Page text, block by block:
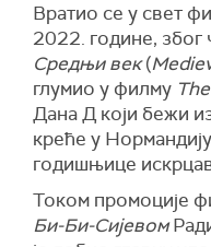
Вратио се у свет
2022. године, због
Средњи век(
глумио у филму
Дана Д који бежи
креће у
годишњице
Током промоције
Би-Би-Сијевом